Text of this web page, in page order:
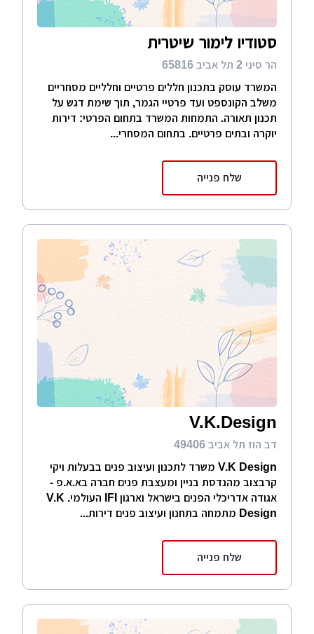
סטודיו לימור שיטרית
הר סיני 2 תל אביב 65816
המשרד עוסק בתכנון חללים פרטיים וחלליים מסחריים
משלב הקונספט ועד פרטיי הגמר, תוך שימת דגש על
תכנון תאורה. התמחות המשרד בתחום הפרטי: דירות
יוקרה ובתים פרטיים. בתחום המסחרי...
שלח פנייה
V.K.Design
דב הוז תל אביב 49406
V.K Design משרד לתכנון ועיצוב פנים בבעלות ויקי
קרבצוב מהנדסת בניין ומעצבת פנים חברה בא.א.פ -
אגודה אדריכלי הפנים בישראל וארגון IFI העולמי. V.K
Design מתמחה בתחנון ועיצוב פנים דירות...
שלח פנייה